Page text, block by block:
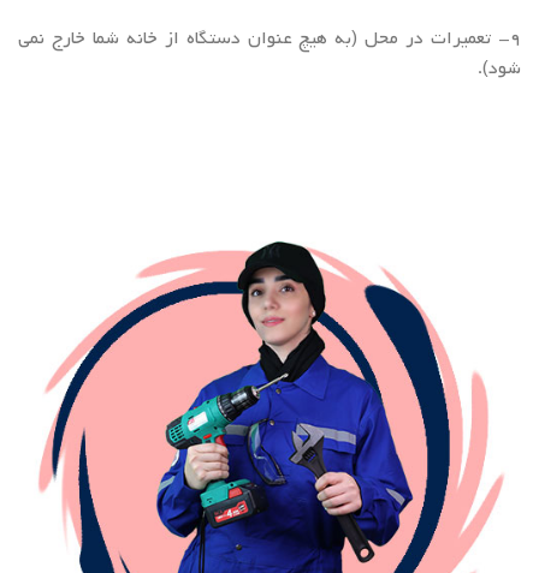
۹- تعمیرات در محل (به هیچ عنوان دستگاه از خانه شما خارج نمی
شود).